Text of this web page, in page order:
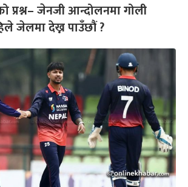
प्रश्न– जेनजी आन्दोलनमा गोली
जेलमा देख्न पाउँछौं ?